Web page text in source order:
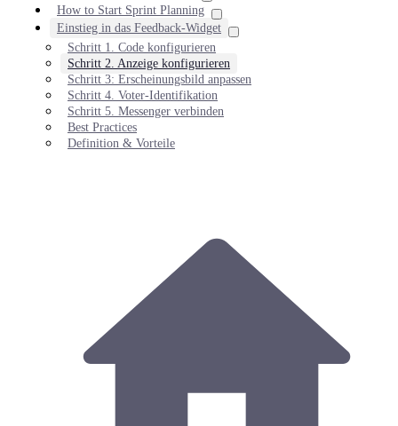
How to Start Sprint Planning
Einstieg in das Feedback-Widget
Schritt 1. Code konfigurieren
Schritt 2. Anzeige konfigurieren
Schritt 3: Erscheinungsbild anpassen
Schritt 4. Voter-Identifikation
Schritt 5. Messenger verbinden
Best Practices
Definition & Vorteile